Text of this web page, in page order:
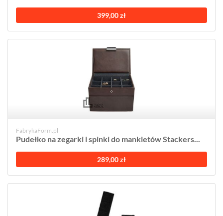
399,00 zł
FabrykaForm.pl
Pudełko na zegarki i spinki do mankietów Stackers...
289,00 zł